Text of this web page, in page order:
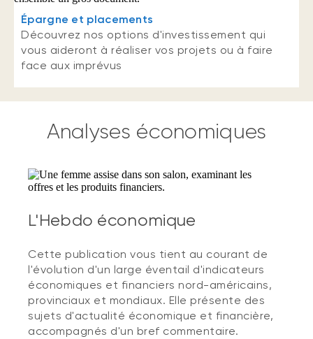
Épargne et placements
Découvrez nos options d'investissement qui
vous aideront à réaliser vos projets ou à faire
face aux imprévus
Analyses économiques
L'Hebdo économique
Cette publication vous tient au courant de
l'évolution d'un large éventail d'indicateurs
économiques et financiers nord-américains,
provinciaux et mondiaux. Elle présente des
sujets d'actualité économique et financière,
accompagnés d'un bref commentaire.